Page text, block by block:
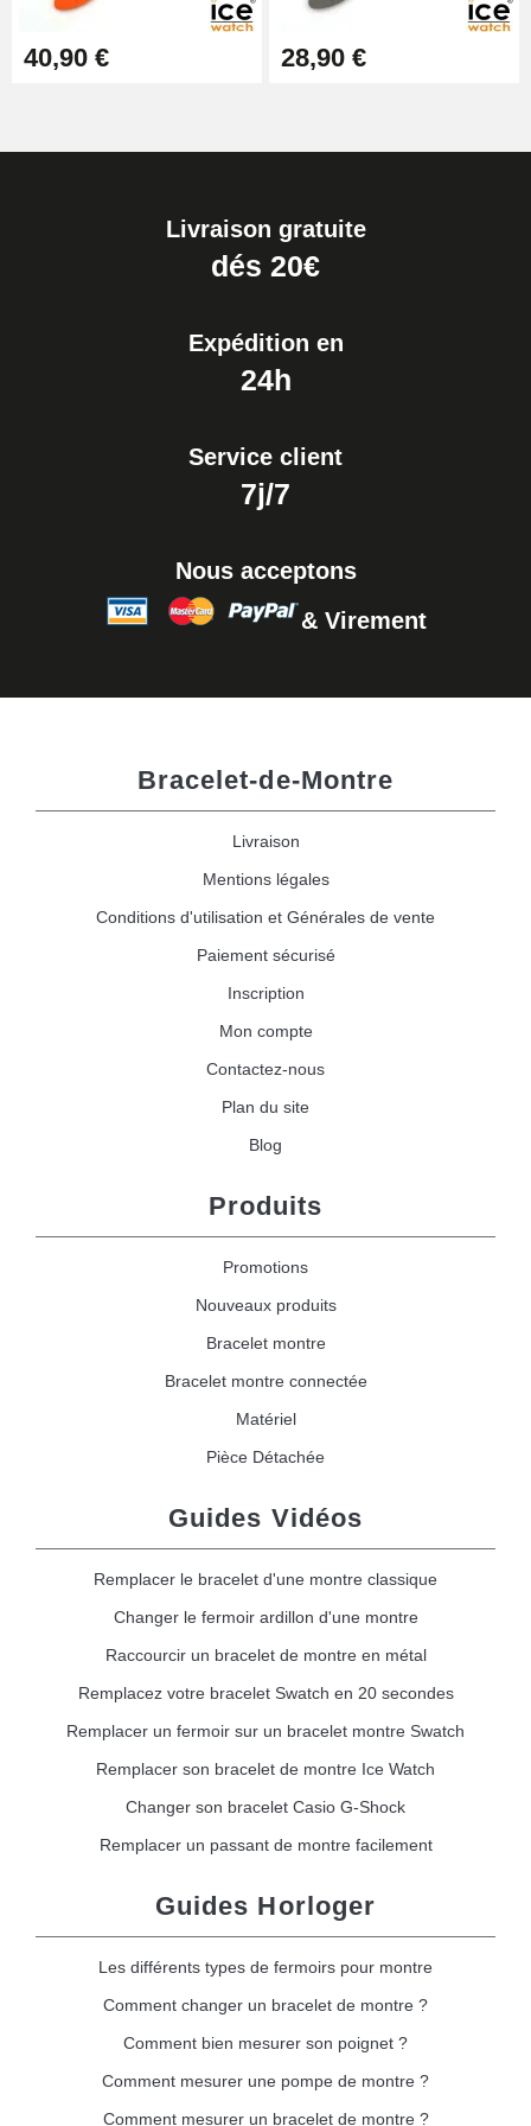
40,90 € 28,90 €
Livraison gratuite
dés 20€
Expédition en
24h
Service client
7j/7
Nous acceptons
& Virement
Bracelet-de-Montre
Livraison
Mentions légales
Conditions d'utilisation et Générales de vente
Paiement sécurisé
Inscription
Mon compte
Contactez-nous
Plan du site
Blog
Produits
Promotions
Nouveaux produits
Bracelet montre
Bracelet montre connectée
Matériel
Pièce Détachée
Guides Vidéos
Remplacer le bracelet d'une montre classique
Changer le fermoir ardillon d'une montre
Raccourcir un bracelet de montre en métal
Remplacez votre bracelet Swatch en 20 secondes
Remplacer un fermoir sur un bracelet montre Swatch
Remplacer son bracelet de montre Ice Watch
Changer son bracelet Casio G-Shock
Remplacer un passant de montre facilement
Guides Horloger
Les différents types de fermoirs pour montre
Comment changer un bracelet de montre ?
Comment bien mesurer son poignet ?
Comment mesurer une pompe de montre ?
Comment mesurer un bracelet de montre ?